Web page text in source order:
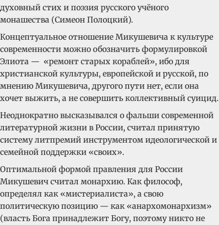
духовный стих и поэзия русского учёного
монашества (Симеон Полоцкий).
Концептуальное отношение Микушевича к культуре
современности можно обозначить формулировкой
Элиота — «ремонт старых кораблей», ибо для
христианской культуры, европейской и русской, по
мнению Микушевича, другого пути нет, если она
хочет выжить, а не совершить коллективный суицид.
Неоднократно высказывался о фальши современной
литературной жизни в России, считал принятую
систему литпремий инструментом идеологической и
семейной поддержки «своих».
Оптимальной формой правления для России
Микушевич считал монархию. Как философ,
определял как «мистериалиста», а свою
политическую позицию — как «анархомонархизм»
(власть Бога принадлежит Богу, поэтому никто не